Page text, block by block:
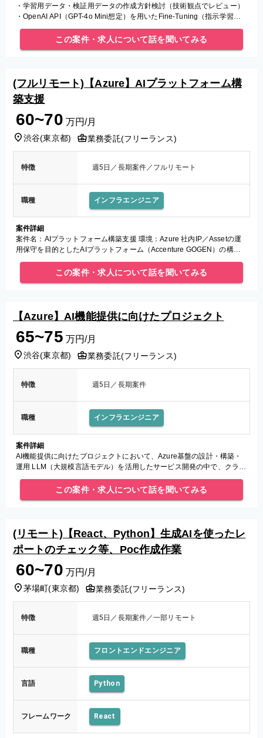
・学習用データ・検証用データの作成方針検討（技術観点でレビュー）
・OpenAI API（GPT-4o Mini想定）を用いたFine-Tuning（指示学習
SFT、1〜2エポック想定） ・学習・推論
この案件・求人について話を聞いてみる
(フルリモート)【Azure】AIプラットフォーム構
築支援
60~70 万円/月
渋谷(東京都) 業務委託(フリーランス)
特徴 週5日／長期案件／フルリモート
職種 インフラエンジニア
案件詳細
案件名：AIプラットフォーム構築支援 環境：Azure 社内IP／Assetの運
用保守を目的としたAIプラットフォーム（Accenture GOGEN）の構築
支援 ※構築用ドキュメントあり
この案件・求人について話を聞いてみる
【Azure】AI機能提供に向けたプロジェクト
65~75 万円/月
渋谷(東京都) 業務委託(フリーランス)
特徴 週5日／長期案件
職種 インフラエンジニア
案件詳細
AI機能提供に向けたプロジェクトにおいて、Azure基盤の設計・構築・
運用 LLM（大規模言語モデル）を活用したサービス開発の中で、クラウ
ド基盤周りを一手に担うポジションです。
この案件・求人について話を聞いてみる
(リモート)【React、Python】生成AIを使ったレ
ポートのチェック等、Poc作成作業
60~70 万円/月
茅場町(東京都) 業務委託(フリーランス)
特徴 週5日／長期案件／一部リモート
職種 フロントエンドエンジニア
言語 Python
フレームワーク React